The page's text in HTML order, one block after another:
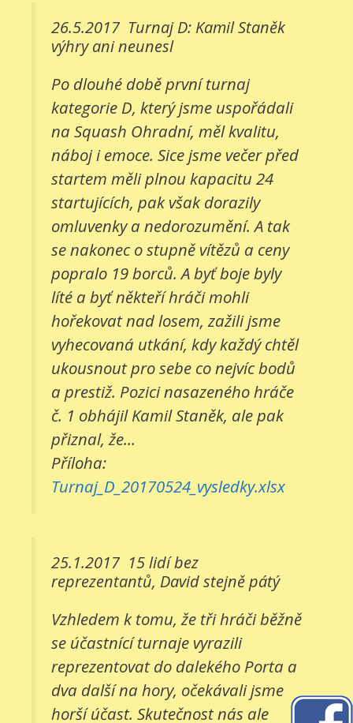
26.5.2017 Turnaj D: Kamil Staněk
výhry ani neunesl
Po dlouhé době první turnaj
kategorie D, který jsme uspořádali
na Squash Ohradní, měl kvalitu,
náboj i emoce. Sice jsme večer před
startem měli plnou kapacitu 24
startujících, pak však dorazily
omluvenky a nedorozumění. A tak
se nakonec o stupně vítězů a ceny
popralo 19 borců. A byť boje byly
líté a byť někteří hráči mohli
hořekovat nad losem, zažili jsme
vyhecovaná utkání, kdy každý chtěl
ukousnout pro sebe co nejvíc bodů
a prestiž. Pozici nasazeného hráče
č. 1 obhájil Kamil Staněk, ale pak
přiznal, že...
Příloha:
Turnaj_D_20170524_vysledky.xlsx
25.1.2017 15 lidí bez
reprezentantů, David stejně pátý
Vzhledem k tomu, že tři hráči běžně
se účastnící turnaje vyrazili
reprezentovat do dalekého Porta a
dva další na hory, očekávali jsme
horší účast. Skutečnost nás ale